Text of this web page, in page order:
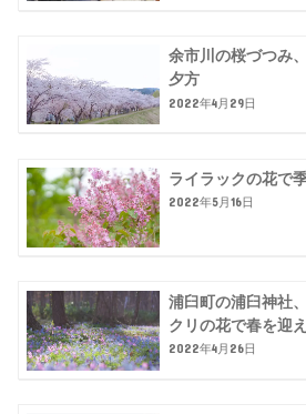
余市川の桜づつみ
夕方
2022年4月29日
ライラックの花で
2022年5月16日
浦臼町の浦臼神社
クリの花で春を迎
2022年4月26日